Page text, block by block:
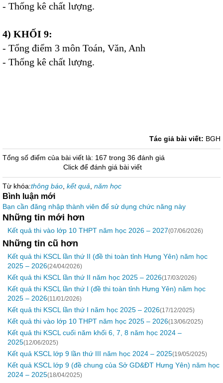
- Thống kê chất lượng.
4) KHỐI 9:
- Tổng điểm 3 môn Toán, Văn, Anh
- Thống kê chất lượng.
Tác giả bài viết: BGH
Tổng số điểm của bài viết là: 167 trong 36 đánh giá
Click để đánh giá bài viết
Từ khóa:thông báo kết quả năm học
Bình luận mới
Bạn cần đăng nhập thành viên để sử dụng chức năng này
Những tin mới hơn
Kết quả thi vào lớp 10 THPT năm học 2026 – 2027(07/06/2026)
Những tin cũ hơn
Kết quả thi KSCL lần thứ II (đề thi toàn tỉnh Hưng Yên) năm học
2025 – 2026(24/04/2026)
Kết quả thi KSCL lần thứ II năm học 2025 – 2026(17/03/2026)
Kết quả thi KSCL lần thứ I (đề thi toàn tỉnh Hưng Yên) năm học
2025 – 2026(11/01/2026)
Kết quả thi KSCL lần thứ I năm học 2025 – 2026(17/12/2025)
Kết quả thi vào lớp 10 THPT năm học 2025 – 2026(13/06/2025)
Kết quả thi KSCL cuối năm khối 6, 7, 8 năm học 2024 –
2025(12/06/2025)
Kết quả KSCL lớp 9 lần thứ III năm học 2024 – 2025(19/05/2025)
Kết quả KSCL lớp 9 (đề chung của Sở GD&ĐT Hưng Yên) năm học
2024 – 2025(18/04/2025)